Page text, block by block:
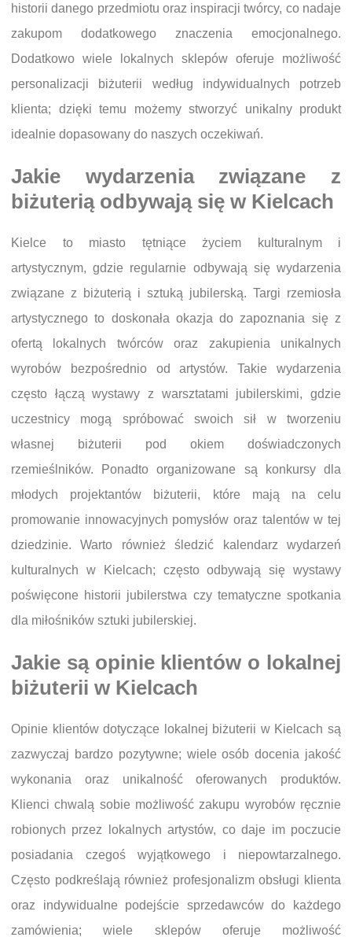
historii danego przedmiotu oraz inspiracji twórcy, co nadaje
zakupom dodatkowego znaczenia emocjonalnego.
Dodatkowo wiele lokalnych sklepów oferuje możliwość
personalizacji biżuterii według indywidualnych potrzeb
klienta; dzięki temu możemy stworzyć unikalny produkt
idealnie dopasowany do naszych oczekiwań.
Jakie wydarzenia związane z
biżuterią odbywają się w Kielcach
Kielce to miasto tętniące życiem kulturalnym i
artystycznym, gdzie regularnie odbywają się wydarzenia
związane z biżuterią i sztuką jubilerską. Targi rzemiosła
artystycznego to doskonała okazja do zapoznania się z
ofertą lokalnych twórców oraz zakupienia unikalnych
wyrobów bezpośrednio od artystów. Takie wydarzenia
często łączą wystawy z warsztatami jubilerskimi, gdzie
uczestnicy mogą spróbować swoich sił w tworzeniu
własnej biżuterii pod okiem doświadczonych
rzemieślników. Ponadto organizowane są konkursy dla
młodych projektantów biżuterii, które mają na celu
promowanie innowacyjnych pomysłów oraz talentów w tej
dziedzinie. Warto również śledzić kalendarz wydarzeń
kulturalnych w Kielcach; często odbywają się wystawy
poświęcone historii jubilerstwa czy tematyczne spotkania
dla miłośników sztuki jubilerskiej.
Jakie są opinie klientów o lokalnej
biżuterii w Kielcach
Opinie klientów dotyczące lokalnej biżuterii w Kielcach są
zazwyczaj bardzo pozytywne; wiele osób docenia jakość
wykonania oraz unikalność oferowanych produktów.
Klienci chwalą sobie możliwość zakupu wyrobów ręcznie
robionych przez lokalnych artystów, co daje im poczucie
posiadania czegoś wyjątkowego i niepowtarzalnego.
Często podkreślają również profesjonalizm obsługi klienta
oraz indywidualne podejście sprzedawców do każdego
zamówienia; wiele sklepów oferuje możliwość